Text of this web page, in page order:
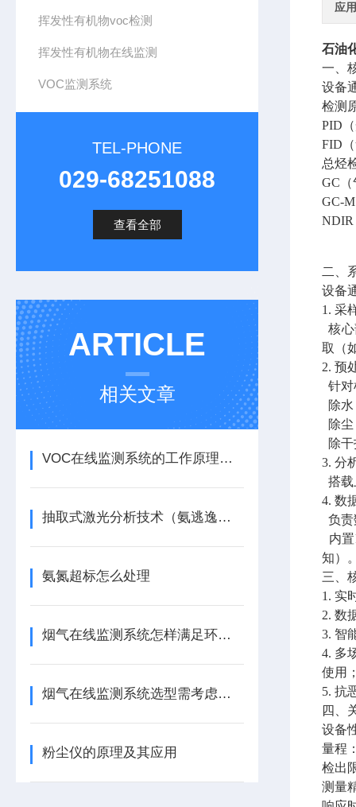
挥发性有机物voc检测
挥发性有机物在线监测
VOC监测系统
TEL-PHONE
029-68251088
查看全部
ARTICLE
相关文章
VOC在线监测系统的工作原理及应用领域解析
抽取式激光分析技术（氨逃逸）的技术解析与常见问题
氨氮超标怎么处理
烟气在线监测系统怎样满足环保验收合规要求？
烟气在线监测系统选型需考虑哪些参数？
粉尘仪的原理及其应用
应
石油
一、
设备
PID
FID
总烃
GC
GC-
二、
设备
1. 采
核
取（
2. 预
针
除
除
除
3. 分
搭
4. 数
负
内
知）
三、
1. 实
2. 数
3. 智
4. 多
使用
5. 抗
四、
设备
量程
检出
测量